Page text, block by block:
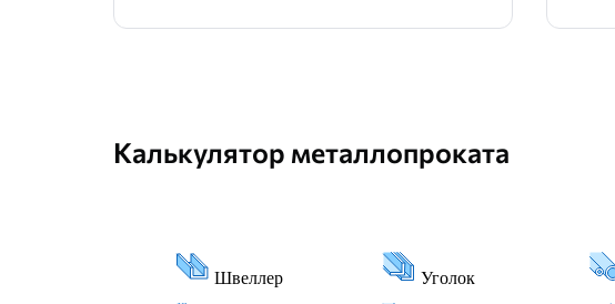
Калькулятор металлопроката